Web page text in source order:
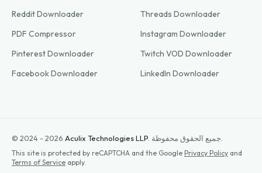
Reddit Downloader
PDF Compressor
Pinterest Downloader
Facebook Downloader
Threads Downloader
Instagram Downloader
Twitch VOD Downloader
LinkedIn Downloader
© 2024 - 2026 Aculix Technologies LLP
This site is protected by reCAPTCHA and the Google Privacy Policy and
Terms of Service apply.